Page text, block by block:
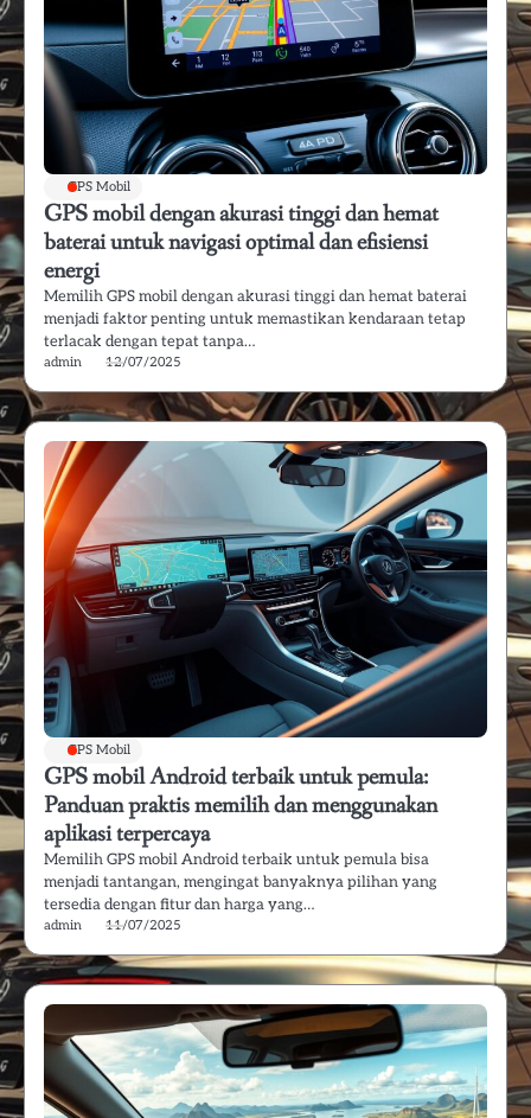
GPS Mobil
GPS mobil dengan akurasi tinggi dan hemat
baterai untuk navigasi optimal dan efisiensi
energi
Memilih GPS mobil dengan akurasi tinggi dan hemat baterai
menjadi faktor penting untuk memastikan kendaraan tetap
terlacak dengan tepat tanpa…
admin 12/07/2025
GPS Mobil
GPS mobil Android terbaik untuk pemula:
Panduan praktis memilih dan menggunakan
aplikasi terpercaya
Memilih GPS mobil Android terbaik untuk pemula bisa
menjadi tantangan, mengingat banyaknya pilihan yang
tersedia dengan fitur dan harga yang…
admin 11/07/2025